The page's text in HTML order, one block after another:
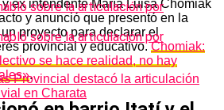
ex intendente María Luisa Chomiak
y anunció que presentó en la
proyecto para declarar el
provincial y educativo.Chomiak:
se hace realidad, no hay
.
Provincial destacó la articulación
en Charata